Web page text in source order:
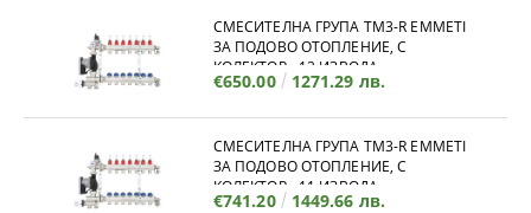
СМЕСИТЕЛНА ГРУПА TM3-R EMMETI
ЗА ПОДОВО ОТОПЛЕНИЕ, С
КОЛЕКТОР - 12 ИЗВОДА
€650.00 1271.29 лв.
СМЕСИТЕЛНА ГРУПА TM3-R EMMETI
ЗА ПОДОВО ОТОПЛЕНИЕ, С
КОЛЕКТОР - 11 ИЗВОДА
€741.20 1449.66 лв.